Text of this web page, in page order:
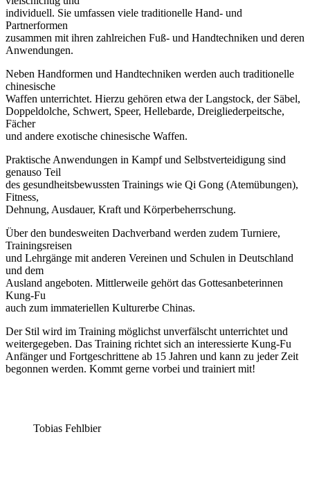
individuell. Sie umfassen viele traditionelle Hand- und
Partnerformen
zusammen mit ihren zahlreichen Fuß- und Handtechniken und deren
Anwendungen.
Neben Handformen und Handtechniken werden auch traditionelle
chinesische
Waffen unterrichtet. Hierzu gehören etwa der Langstock, der Säbel,
Doppeldolche, Schwert, Speer, Hellebarde, Dreigliederpeitsche,
Fächer
und andere exotische chinesische Waffen.
Praktische Anwendungen in Kampf und Selbstverteidigung sind
genauso Teil
des gesundheitsbewussten Trainings wie Qi Gong (Atemübungen),
Fitness,
Dehnung, Ausdauer, Kraft und Körperbeherrschung.
Über den bundesweiten Dachverband werden zudem Turniere,
Trainingsreisen
und Lehrgänge mit anderen Vereinen und Schulen in Deutschland
und dem
Ausland angeboten. Mittlerweile gehört das Gottesanbeterinnen
Kung-Fu
auch zum immateriellen Kulturerbe Chinas.
Der Stil wird im Training möglichst unverfälscht unterrichtet und
weitergegeben. Das Training richtet sich an interessierte Kung-Fu
Anfänger und Fortgeschrittene ab 15 Jahren und kann zu jeder Zeit
begonnen werden. Kommt gerne vorbei und trainiert mit!
Tobias Fehlbier